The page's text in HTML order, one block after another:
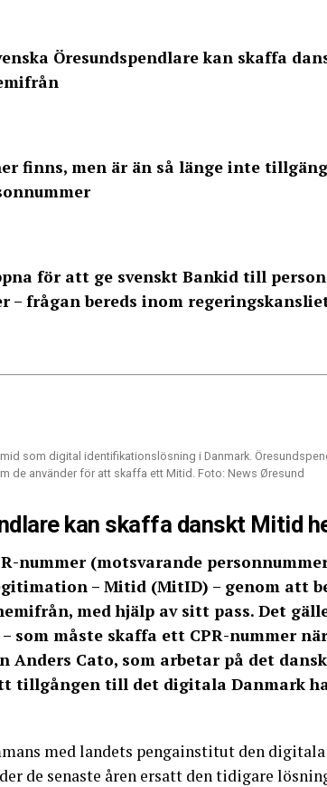
Öresundspendlare kan skaffa
finns, men är än så länge inte
för att ge svenskt Bankid till
– frågan bereds inom
som digital identifikationslösning i Danmark.
de använder för att skaffa ett Mitid. Foto: News Øresund
kan skaffa danskt Mitid
nummer (motsvarande
– Mitid (MitID) – genom att
med hjälp av sitt pass. Det
som måste skaffa ett CPR-nummer
Anders Cato, som arbetar på det
tillgången till det digitala Danmark
med landets pengainstitut den digitala
de senaste åren ersatt den tidigare